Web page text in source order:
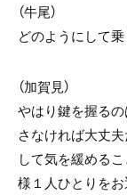
（牛尾）
どのようにして
（加賀見）
やはり鍵を握る
さなければ大丈
して気を緩める
様１人ひとりを